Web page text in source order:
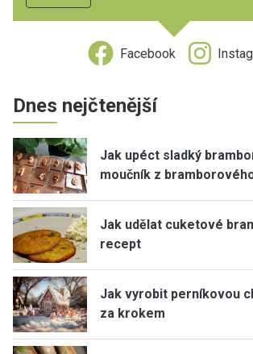
Facebook
Dnes nejčtenější
Jak upéct sladký
moučník z
Jak udělat cuketové
recept
Jak vyrobit perníkovou
za krokem